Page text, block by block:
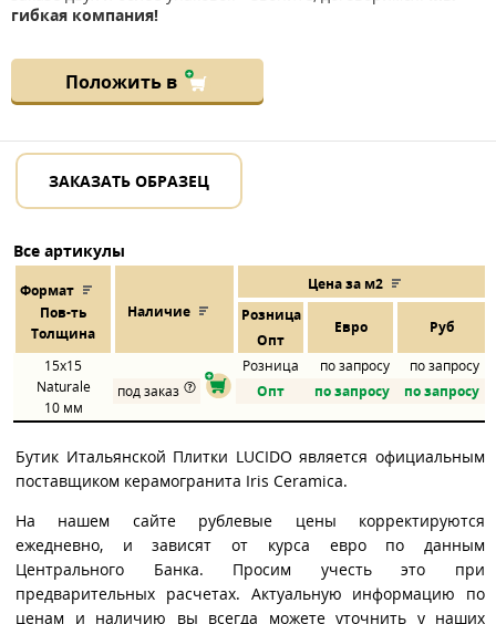
гибкая компания!
Положить в
ЗАКАЗАТЬ ОБРАЗЕЦ
Все артикулы
Формат
Пов-ть
Толщина
Наличие
Цена за м2
Розница
Евро Руб
Опт
15x15
Naturale
10 мм
Розница по запросу
по запросу
под заказ
Опт по запросу по запросу
Бутик Итальянской Плитки LUCIDO является официальным
поставщиком керамогранита Iris Ceramica.
На нашем сайте рублевые цены корректируются
ежедневно, и зависят от курса евро по данным
Центрального Банка. Просим учесть это при
предварительных расчетах. Актуальную информацию по
ценам и наличию вы всегда можете уточнить у наших